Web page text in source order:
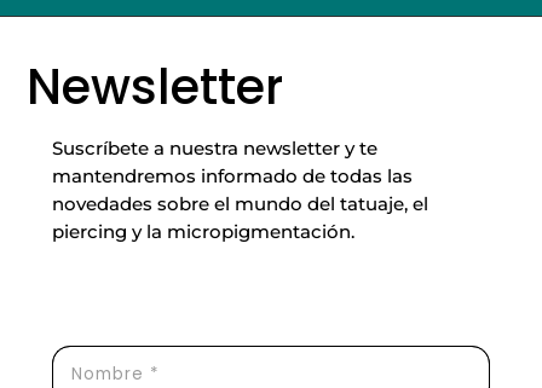
Newsletter
Suscríbete a nuestra newsletter y te
mantendremos informado de todas las
novedades sobre el mundo del tatuaje, el
piercing y la micropigmentación.